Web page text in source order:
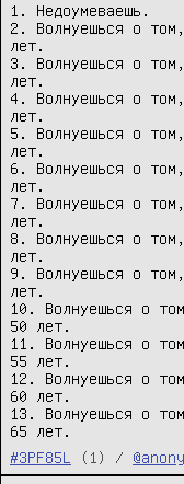
1. Недоумеваешь.
2. Волнуешься о
лет.
3. Волнуешься о
лет.
4. Волнуешься о
лет.
5. Волнуешься о
лет.
6. Волнуешься о
лет.
7. Волнуешься о
лет.
8. Волнуешься о
лет.
9. Волнуешься о
лет.
10. Волнуешься о
50 лет.
11. Волнуешься о
55 лет.
12. Волнуешься о
60 лет.
13. Волнуешься о
65 лет.
#3PF85L
(1) /